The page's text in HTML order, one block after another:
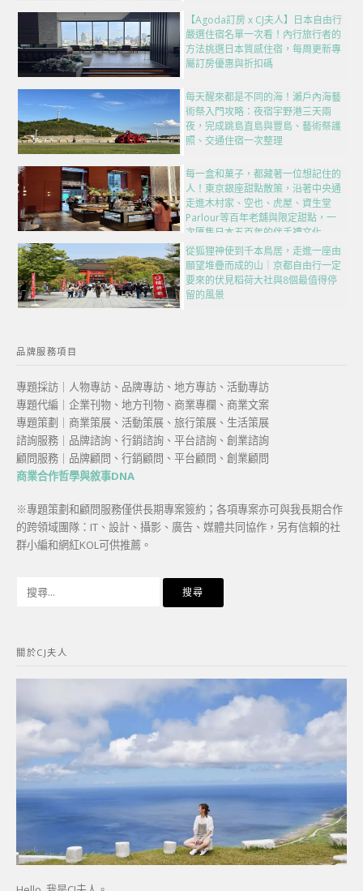
【Agoda訂房 x CJ夫人】日本自由行
嚴選住宿名單一次看！內行旅行者的
方法挑選日本質感住宿，每周更新專
屬訂房優惠與折扣碼
每天醒來都是不同的海！瀨戶內海藝
術祭入門攻略：夜宿宇野港三天兩
夜，完成跳島直島與豐島、藝術祭護
照、交通住宿一次整理
每一盒和菓子，都藏著一位想記住的
人！東京銀座甜點散策，沿著中央通
走進木村家、空也、虎屋、資生堂
Parlour等百年老舖與限定甜點，一
次匯集日本五百年的伴手禮文化
從狐狸神使到千本鳥居，走進一座由
願望堆疊而成的山｜京都自由行一定
要來的伏見稻荷大社與8個最值得停
留的風景
品牌服務項目
專題採訪｜人物專訪、品牌專訪、地方專訪、活動專訪
專題代編｜企業刊物、地方刊物、商業專欄、商業文案
專題策劃｜商業策展、活動策展、旅行策展、生活策展
諮詢服務｜品牌諮詢、行銷諮詢、平台諮詢、創業諮詢
顧問服務｜品牌顧問、行銷顧問、平台顧問、創業顧問
商業合作哲學與敘事DNA
※專題策劃和顧問服務僅供長期專案簽約；各項專案亦可與我長期合作
的跨領域團隊：IT、設計、攝影、廣告、媒體共同協作，另有信賴的社
群小編和網紅KOL可供推薦。
字:
關於CJ夫人